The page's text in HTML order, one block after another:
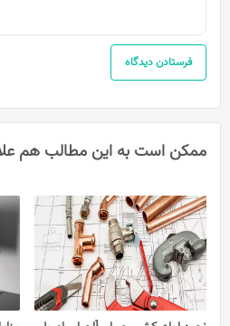
ممکن است به این مطالب هم